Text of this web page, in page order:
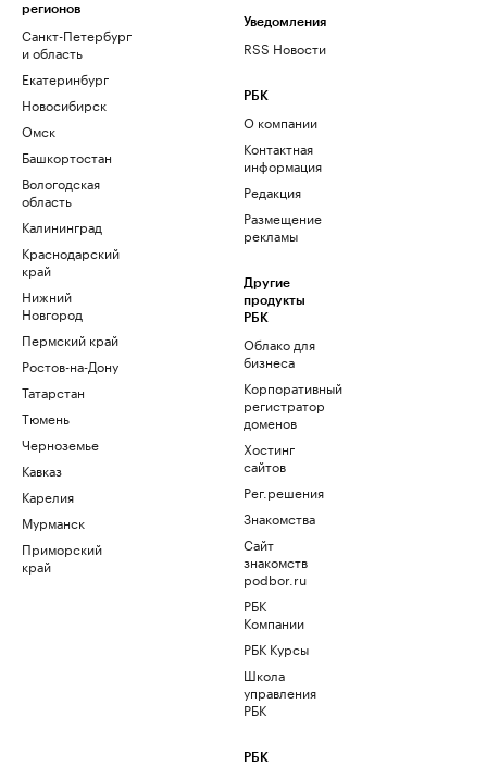
регионов
Санкт-Петербург
и область
Екатеринбург
Новосибирск
Омск
Башкортостан
Вологодская
область
Калининград
Краснодарский
край
Нижний
Новгород
Пермский край
Ростов-на-Дону
Татарстан
Тюмень
Черноземье
Кавказ
Карелия
Мурманск
Приморский
край
Уведомления
RSS Новости
РБК
О компании
Контактная
информация
Редакция
Размещение
рекламы
Другие
продукты
РБК
Облако для
бизнеса
Корпоративный
регистратор
доменов
Хостинг
сайтов
Рег.решения
Знакомства
Сайт
знакомств
podbor.ru
РБК
Компании
РБК Курсы
Школа
управления
РБК
РБК